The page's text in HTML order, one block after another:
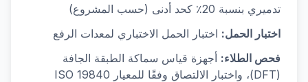
تدميري بنسبة 20٪ كحد أدنى (حسب المشروع)
اختبار الحمل: اختبار الحمل الاختباري لمعدات الرفع
فحص الطلاء: أجهزة قياس سماكة الطبقة الجافة
(DFT)، واختبار الالتصاق وفقًا للمعيار ISO 19840